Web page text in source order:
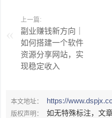
上一篇:
副业赚钱新方向｜
如何搭建一个软件
资源分享网站，实
现稳定收入
本文地址： https://
版权声明：
如无特殊标注，文